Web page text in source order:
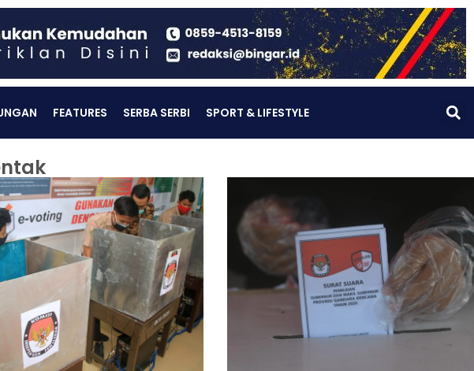
FEATURES SERBA SERBI SPORT & LIFESTYLE